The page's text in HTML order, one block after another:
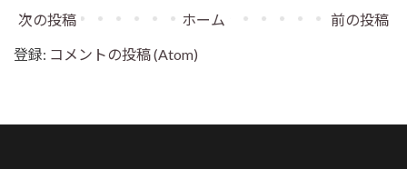
次の投稿 前の投稿
ホーム
登録: コメントの投稿 (Atom)